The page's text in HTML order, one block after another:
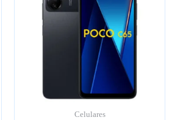
Celulares